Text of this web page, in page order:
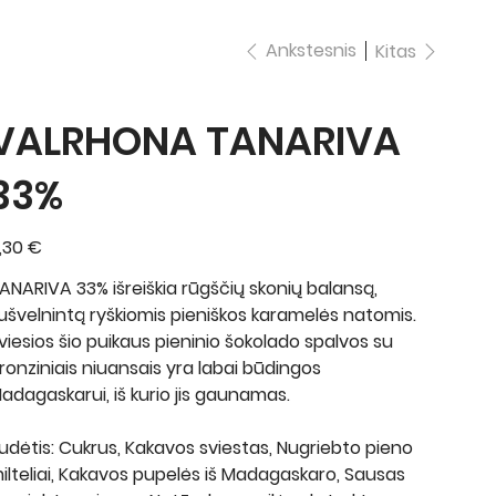
Ankstesnis Kitas
TANARIVA
€
33% išreiškia rūgščių skonių balansą,
ryškiomis pieniškos karamelės natomis.
šio puikaus pieninio šokolado spalvos su
niuansais yra labai būdingos
iš kurio jis gaunamas.
Cukrus, Kakavos sviestas, Nugriebto pieno
Kakavos pupelės iš Madagaskaro, Sausas